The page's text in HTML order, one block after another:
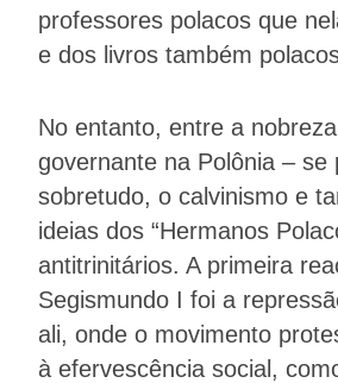
professores polacos que
e dos livros também
No entanto, entre a
governante na Polônia – se
sobretudo, o calvinismo e
ideias dos “Hermanos
antitrinitários. A primeira
Segismundo I foi a
ali, onde o movimento
à efervescência social,